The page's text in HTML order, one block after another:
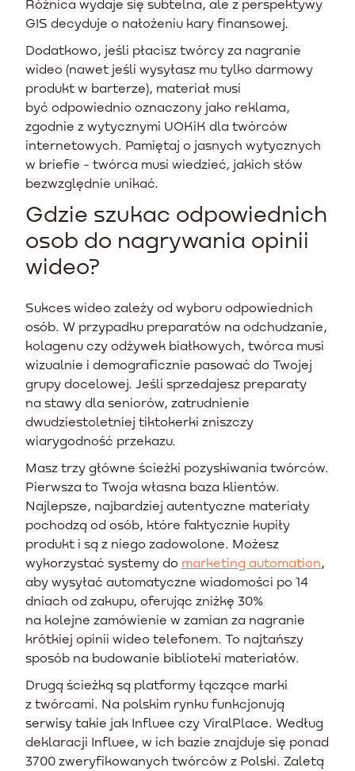
Różnica wydaje się subtelna, ale z perspektywy
GIS decyduje o nałożeniu kary finansowej.
Dodatkowo, jeśli płacisz twórcy za nagranie
wideo (nawet jeśli wysyłasz mu tylko darmowy
produkt w barterze), materiał musi
być odpowiednio oznaczony jako reklama,
zgodnie z wytycznymi UOKiK dla twórców
internetowych. Pamiętaj o jasnych wytycznych
w briefie - twórca musi wiedzieć, jakich słów
bezwzględnie unikać.
Gdzie szukac odpowiednich
osob do nagrywania opinii
wideo?
Sukces wideo zależy od wyboru odpowiednich
osób. W przypadku preparatów na odchudzanie,
kolagenu czy odżywek białkowych, twórca musi
wizualnie i demograficznie pasować do Twojej
grupy docelowej. Jeśli sprzedajesz preparaty
na stawy dla seniorów, zatrudnienie
dwudziestoletniej tiktokerki zniszczy
wiarygodność przekazu.
Masz trzy główne ścieżki pozyskiwania twórców.
Pierwsza to Twoja własna baza klientów.
Najlepsze, najbardziej autentyczne materiały
pochodzą od osób, które faktycznie kupiły
produkt i są z niego zadowolone. Możesz
wykorzystać systemy do marketing automation,
aby wysyłać automatyczne wiadomości po 14
dniach od zakupu, oferując zniżkę 30%
na kolejne zamówienie w zamian za nagranie
krótkiej opinii wideo telefonem. To najtańszy
sposób na budowanie biblioteki materiałów.
Drugą ścieżką są platformy łączące marki
z twórcami. Na polskim rynku funkcjonują
serwisy takie jak Influee czy ViralPlace. Według
deklaracji Influee, w ich bazie znajduje się ponad
3700 zweryfikowanych twórców z Polski. Zaletą